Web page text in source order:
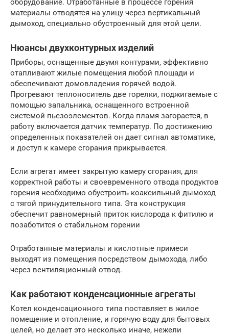
оборудование. Отработанные в процессе горения
материалы отводятся на улицу через вертикальный
дымоход, специально обустроенный для этой цели.
Нюансы двухконтурных изделий
Приборы, оснащенные двумя контурами, эффективно
отапливают жилые помещения любой площади и
обеспечивают домовладения горячей водой.
Прогревают теплоноситель две горелки, поджигаемые с
помощью запальника, оснащенного встроенной
системой пьезоэлементов. Когда пламя загорается, в
работу включается датчик температур. По достижению
определенных показателей он дает сигнал автоматике,
и доступ к камере сгорания прикрывается.
Если агрегат имеет закрытую камеру сгорания, для
корректной работы и своевременного отвода продуктов
горения необходимо обустроить коаксильный дымоход
с тягой принудительного типа. Эта конструкция
обеспечит равномерный приток кислорода к фитилю и
позаботится о стабильном горении
Отработанные материалы и кислотные примеси
выходят из помещения посредством дымохода, либо
через вентиляционный отвод.
Как работают конденсационные агрегаты
Котел конденсационного типа поставляет в жилое
помещение и отопление, и горячую воду для бытовых
целей, но делает это несколько иначе, нежели